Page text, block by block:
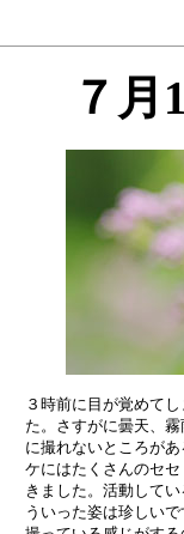
７月
３時前に目が覚めて
た。さすがに曇天、
に撮れないところが
ケにはたくさんのセ
きました。活動して
ういった姿は珍しい